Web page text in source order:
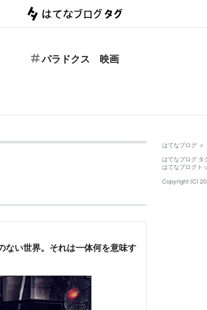
パラドクス 映画
ない世界。それは一体何を意味す
はてなブログ >
はてなブログ タ
はてなブログト
Copyright (C)